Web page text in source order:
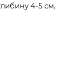
4-5 см,